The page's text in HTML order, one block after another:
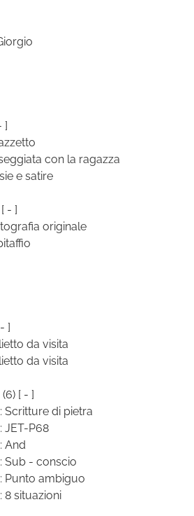
]
con la ragazza
e satire
[ - ]
originale
]
da visita
da visita
(6) [ - ]
Scritture di pietra
JET-P68
And
Sub - conscio
Punto ambiguo
8 situazioni